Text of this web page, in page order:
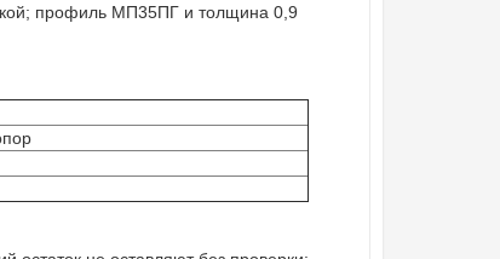
профиль МП35ПГ и толщина 0,9